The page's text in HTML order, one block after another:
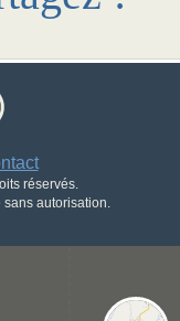
réservés.
sans autorisation.